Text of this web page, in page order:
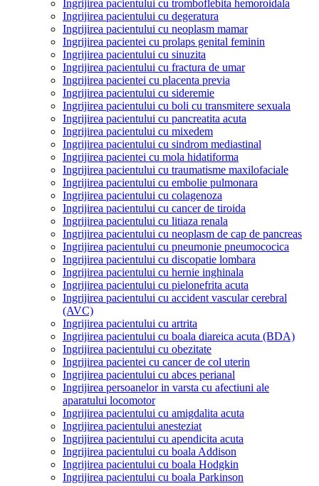
Ingrijirea pacientului cu tromboflebita hemoroidala
Ingrijirea pacientului cu degeratura
Ingrijirea pacientului cu neoplasm mamar
Ingrijirea pacientei cu prolaps genital feminin
Ingrijirea pacientului cu sinuzita
Ingrijirea pacientului cu fractura de umar
Ingrijirea pacientei cu placenta previa
Ingrijirea pacientului cu sideremie
Ingrijirea pacientului cu boli cu transmitere sexuala
Ingrijirea pacientului cu pancreatita acuta
Ingrijirea pacientului cu mixedem
Ingrijirea pacientului cu sindrom mediastinal
Ingrijirea pacientei cu mola hidatiforma
Ingrijirea pacientului cu traumatisme maxilofaciale
Ingrijirea pacientului cu embolie pulmonara
Ingrijirea pacientului cu colagenoza
Ingrijirea pacientului cu cancer de tiroida
Ingrijirea pacientului cu litiaza renala
Ingrijirea pacientului cu neoplasm de cap de pancreas
Ingrijirea pacientului cu pneumonie pneumococica
Ingrijirea pacientului cu discopatie lombara
Ingrijirea pacientului cu hernie inghinala
Ingrijirea pacientului cu pielonefrita acuta
Ingrijirea pacientului cu accident vascular cerebral
(AVC)
Ingrijirea pacientului cu artrita
Ingrijirea pacientului cu boala diareica acuta (BDA)
Ingrijirea pacientului cu obezitate
Ingrijirea pacientei cu cancer de col uterin
Ingrijirea pacientului cu abces perianal
Ingrijirea persoanelor in varsta cu afectiuni ale
aparatului locomotor
Ingrijirea pacientului cu amigdalita acuta
Ingrijirea pacientului anesteziat
Ingrijirea pacientului cu apendicita acuta
Ingrijirea pacientului cu boala Addison
Ingrijirea pacientului cu boala Hodgkin
Ingrijirea pacientului cu boala Parkinson